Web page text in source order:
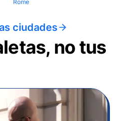
Rome
ciudades
no tus